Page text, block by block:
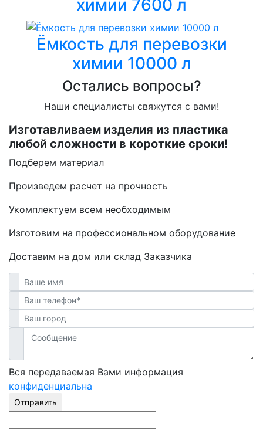
химии 7600 л
Ёмкость для перевозки
химии 10000 л
Остались вопросы?
Наши специалисты свяжутся с вами!
Изготавливаем изделия из пластика
любой сложности в короткие сроки!
Подберем материал
Произведем расчет на прочность
Укомплектуем всем необходимым
Изготовим на профессиональном оборудование
Доставим на дом или склад Заказчика
Вся передаваемая Вами информация
конфиденциальна
Отправить